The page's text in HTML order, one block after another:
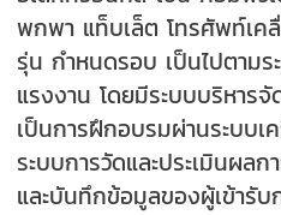
พกพา แท็บเล็ต โทรศัพท์เค
รุ่น กำหนดรอบ เป็นไปตาม
แรงงาน โดยมีระบบบริหาร
เป็นการฝึกอบรมผ่านระบบ
ระบบการวัดและประเมินผล
และบันทึกข้อมูลของผู้เข้ารับ